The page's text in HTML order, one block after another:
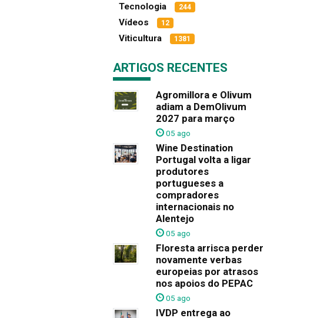
Tecnologia 244
Vídeos 12
Viticultura 1381
ARTIGOS RECENTES
Agromillora e Olivum
adiam a DemOlivum
2027 para março
05 ago
Wine Destination
Portugal volta a ligar
produtores
portugueses a
compradores
internacionais no
Alentejo
05 ago
Floresta arrisca perder
novamente verbas
europeias por atrasos
nos apoios do PEPAC
05 ago
IVDP entrega ao